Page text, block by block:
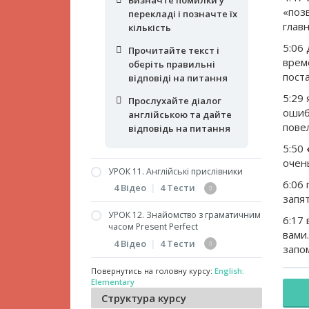
5:06
5:29
5:50
6:06
6:17
відповіді на питання
Прослухайте діалог
англійською та дайте
відповідь на питання
перекладі і позначте їх
кількість
Прочитайте текст і
оберіть правильні
відповіді на питання
Прослухайте діалог
англійською та дайте
відповідь на питання
УРОК 11. Англійські прислівники
4 Відео | 4 Тести
Прислівники та їх місце
у реченні. Частина 1
Прислівники та їх місце
у реченні. Частина 2
Вживання слів many,
УРОК 12. Знайомство з граматичним
часом Present Perfect
4 Відео | 4 Тести
Знайомство з Present
Perfect
Повернутись на головну курсу: English:
Elementary
Структура курсу